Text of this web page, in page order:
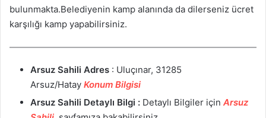
bulunmakta.Belediyenin kamp alanında da dilerseniz ücret
karşılığı kamp yapabilirsiniz.
Arsuz Sahili Adres : Uluçınar, 31285
Arsuz/Hatay Konum Bilgisi
Arsuz Sahili Detaylı Bilgi : Detaylı Bilgiler için Arsuz